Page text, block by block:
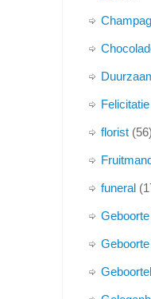
Felicitatie
florist 56
funeral